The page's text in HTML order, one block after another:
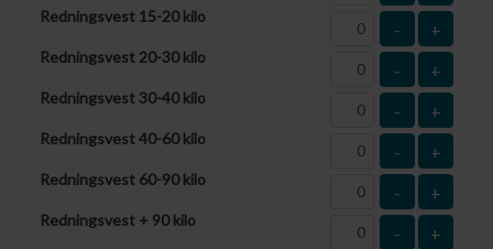
Redningsvest 15-20 kilo
- +
Redningsvest 20-30 kilo
- +
Redningsvest 30-40 kilo
- +
Redningsvest 40-60 kilo
- +
Redningsvest 60-90 kilo
- +
Redningsvest + 90 kilo
- +